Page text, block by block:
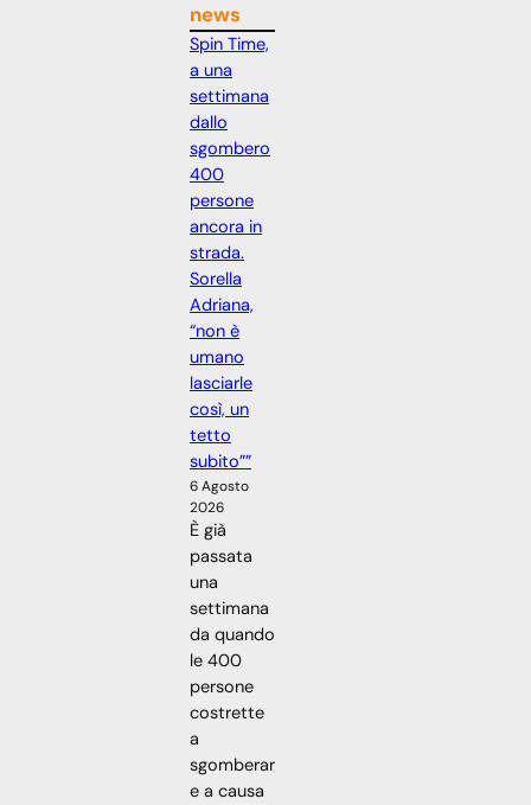
news
Spin Time,
a una
settimana
dallo
sgombero
400
persone
ancora in
strada.
Sorella
Adriana,
“non è
umano
lasciarle
così, un
tetto
subito””
6 Agosto
2026
È già
passata
una
settimana
da quando
le 400
persone
costrette
a
sgomberar
e a causa